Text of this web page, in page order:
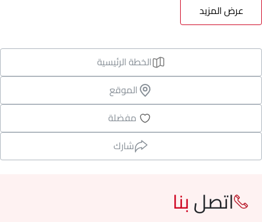
عرض المزيد
الخطة الرئيسية
الموقع
مفضلة
شارك
اتصلبنا